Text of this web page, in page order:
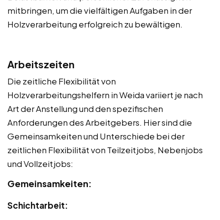
mitbringen, um die vielfältigen Aufgaben in der
Holzverarbeitung erfolgreich zu bewältigen.
Arbeitszeiten
Die zeitliche Flexibilität von
Holzverarbeitungshelfern in Weida variiert je nach
Art der Anstellung und den spezifischen
Anforderungen des Arbeitgebers. Hier sind die
Gemeinsamkeiten und Unterschiede bei der
zeitlichen Flexibilität von Teilzeitjobs, Nebenjobs
und Vollzeitjobs:
Gemeinsamkeiten:
Schichtarbeit: